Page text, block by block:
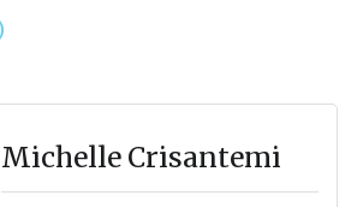
Michelle Crisantemi